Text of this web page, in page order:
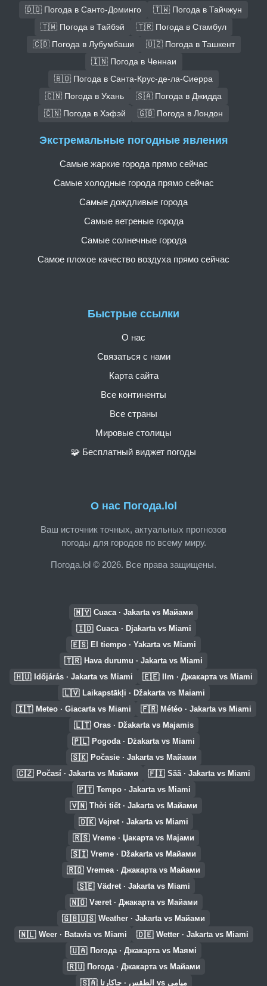
🇩🇴 Погода в Санто-Доминго
🇹🇼 Погода в Тайчжун
🇹🇼 Погода в Тайбэй
🇹🇷 Погода в Стамбул
🇨🇩 Погода в Лубумбаши
🇺🇿 Погода в Ташкент
🇮🇳 Погода в Ченнаи
🇧🇴 Погода в Санта-Крус-де-ла-Сиерра
🇨🇳 Погода в Ухань
🇸🇦 Погода в Джидда
🇨🇳 Погода в Хэфэй
🇬🇧 Погода в Лондон
О нас Погода.lol
Ваш источник точных, актуальных прогнозов
погоды для городов по всему миру.
Погода.lol © 2026. Все права защищены.
Быстрые ссылки
О нас
Связаться с нами
Карта сайта
Все континенты
Все страны
Мировые столицы
🧩 Бесплатный виджет погоды
Экстремальные погодные явления
Самые жаркие города прямо сейчас
Самые холодные города прямо сейчас
Самые дождливые города
Самые ветреные города
Самые солнечные города
Самое плохое качество воздуха прямо сейчас
🇲🇾 Cuaca · Jakarta vs Майами
🇮🇩 Cuaca · Djakarta vs Miami
🇪🇸 El tiempo · Yakarta vs Miami
🇹🇷 Hava durumu · Jakarta vs Miami
🇭🇺 Időjárás · Jakarta vs Miami 🇪🇪 Ilm · Джакарта vs Miami
🇱🇻 Laikapstākļi · Džakarta vs Maiami
🇮🇹 Meteo · Giacarta vs Miami 🇫🇷 Météo · Jakarta vs Miami
🇱🇹 Oras · Džakarta vs Majamis
🇵🇱 Pogoda · Dżakarta vs Miami
🇸🇰 Počasie · Jakarta vs Майами
🇨🇿 Počasí · Jakarta vs Майами 🇫🇮 Sää · Jakarta vs Miami
🇵🇹 Tempo · Jakarta vs Miami
🇻🇳 Thời tiết · Jakarta vs Майами
🇩🇰 Vejret · Jakarta vs Miami
🇷🇸 Vreme · Џакарта vs Мајами
🇸🇮 Vreme · Džakarta vs Майами
🇷🇴 Vremea · Джакарта vs Майами
🇸🇪 Vädret · Jakarta vs Miami
🇳🇴 Været · Джакарта vs Майами
🇬🇧🇺🇸 Weather · Jakarta vs Майами
🇳🇱 Weer · Batavia vs Miami 🇩🇪 Wetter · Jakarta vs Miami
🇺🇦 Погода · Джакарта vs Маямі
🇷🇺 Погода · Джакарта vs Майами
🇸🇦 الطقس · جاكارتا vs ميامي